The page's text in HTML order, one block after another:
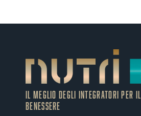
IL MEGLIO DEGLI Integratori PER IL
BENESSERE